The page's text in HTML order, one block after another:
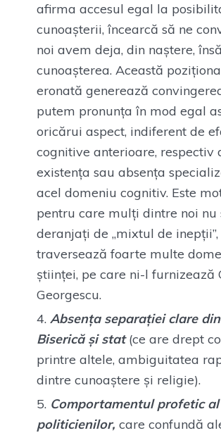
afirma accesul egal la
cunoașterii, încearcă să ne
noi avem deja, din naștere,
cunoașterea. Această
eronată generează
putem pronunța în mod egal
oricărui aspect, indiferent de
cognitive anterioare, respectiv
existența sau absența
acel domeniu cognitiv. Este
pentru care mulți dintre noi nu
deranjați de „mixtul de inepții”,
traversează foarte multe
științei, pe care ni-l furnizează
Georgescu.
Absența separației clare
Biserică și stat(ce are drept
printre altele, ambiguitatea
dintre cunoaștere și religie).
Comportamentul profetic al
politicienilor, care confundă